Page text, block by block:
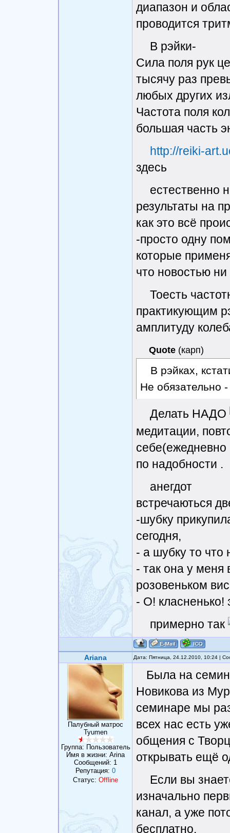
диапазон и
проводится
В рэйки-
Сила поля рук
тысячу раз
любых других
Частота поля
большая часть
http://reiki-
здесь
естественно
результаты на
как это всё
-просто одну
которые
что новостью ни
Тоесть
практикующим
амплитуду
Quote (карп)
В рэйках,
Не обязательно
Делать НАДО
медитации,
себе(ежедневно
по надобности .
анегдот
встречаються
-шубку
сегодня,
- а шубку то что
- так она у меня
розовеньком
- О! класненько!
примерно так
Ariana Дата: Пятница, 24.12.2010, 10:24 |
Палубный матрос
Tyumen
Группа: Пользователь
Имя в жизни: Arina
Сообщений: 1
Репутация: 0
Статус: Offline
Была на
Новикова из
семинаре мы
всех нас есть
общения с
открывать ещё
Если вы
изначально
канал, а уже
бесплатно.